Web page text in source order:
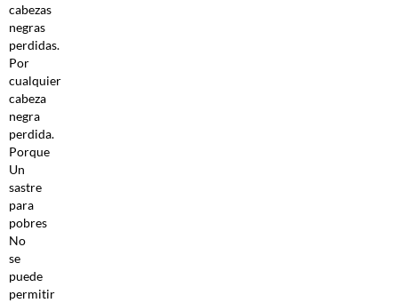
cabezas
negras
perdidas.
Por
cualquier
cabeza
negra
perdida.
Porque
Un
sastre
para
pobres
No
se
puede
permitir